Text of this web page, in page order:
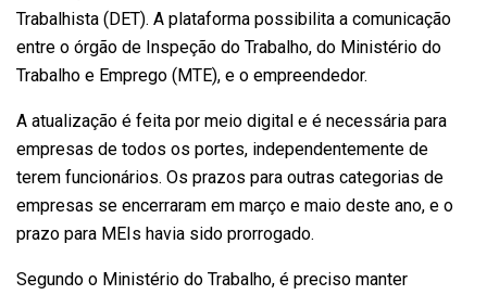
Trabalhista (DET). A plataforma possibilita a comunicação
entre o órgão de Inspeção do Trabalho, do Ministério do
Trabalho e Emprego (MTE), e o empreendedor.
A atualização é feita por meio digital e é necessária para
empresas de todos os portes, independentemente de
terem funcionários. Os prazos para outras categorias de
empresas se encerraram em março e maio deste ano, e o
prazo para MEIs havia sido prorrogado.
Segundo o Ministério do Trabalho, é preciso manter